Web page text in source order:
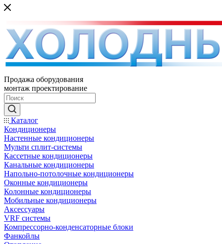
Продажа оборудования
монтаж проектирование
Каталог
Кондиционеры
Настенные кондиционеры
Мульти сплит-системы
Кассетные кондиционеры
Канальные кондиционеры
Напольно-потолочные кондиционеры
Оконные кондиционеры
Колонные кондиционеры
Мобильные кондиционеры
Аксессуары
VRF системы
Компрессорно-конденсаторные блоки
Фанкойлы